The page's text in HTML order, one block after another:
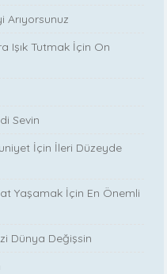
Arıyorsunuz
Işık Tutmak İçin On
Sevin
İçin İleri Düzeyde
Yaşamak İçin En Önemli
Dünya Değişsin